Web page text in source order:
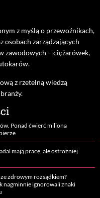
z myślą o przewoźnikach,
zarządzających
zawodowych – ciężarówek,
z rzetelną wiedzą
Ponad ćwierć miliona
mają pracę, ale ostrożniej
zdrowym rozsądkiem?
nagminnie ignorowali znaki